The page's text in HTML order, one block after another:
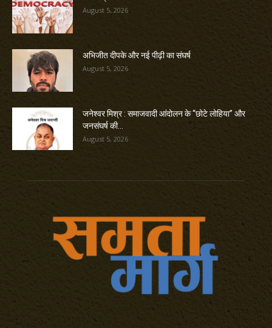
August 5, 2026
अभिजीत दीपके और नई पीढ़ी का संघर्ष
August 5, 2026
जनेश्वर मिश्र : समाजवादी आंदोलन के “छोटे लोहिया” और
जनसंघर्ष की...
August 5, 2026